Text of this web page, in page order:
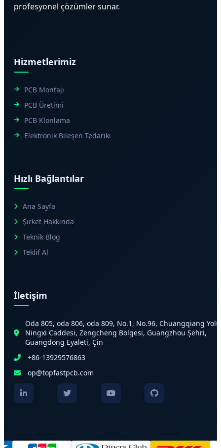
profesyonel çözümler sunar.
Hizmetlerimiz
PCB Montajı
PCB Üretimi
PCB Klonlama
Elektronik Bileşen Tedariki
Hızlı Bağlantılar
Ana Sayfa
Şirket Hakkında
Teknik Blog
Teklif Al
İletişim
Oda 805, oda 806, oda 809, No.1, No.96, Chuangqiang
Ningxi Caddesi, Zengcheng Bölgesi, Guangzhou Şehri,
Guangdong Eyaleti, Çin
+86-13929576863
op@topfastpcb.com